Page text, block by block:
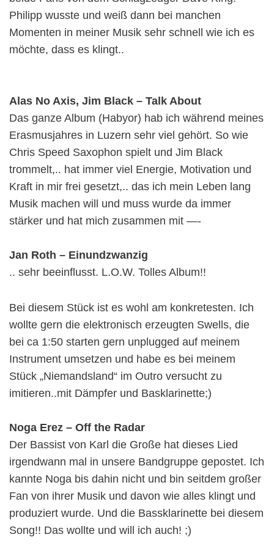
Philipp wusste und weiß dann bei manchen
Momenten in meiner Musik sehr schnell wie ich es
möchte, dass es klingt..
Alas No Axis, Jim Black – Talk About
Das ganze Album (Habyor) hab ich während meines
Erasmusjahres in Luzern sehr viel gehört. So wie
Chris Speed Saxophon spielt und Jim Black
trommelt,.. hat immer viel Energie, Motivation und
Kraft in mir frei gesetzt,.. das ich mein Leben lang
Musik machen will und muss wurde da immer
stärker und hat mich zusammen mit —-
Jan Roth – Einundzwanzig
.. sehr beeinflusst. L.O.W. Tolles Album!!
Bei diesem Stück ist es wohl am konkretesten. Ich
wollte gern die elektronisch erzeugten Swells, die
bei ca 1:50 starten gern unplugged auf meinem
Instrument umsetzen und habe es bei meinem
Stück „Niemandsland“ im Outro versucht zu
imitieren..mit Dämpfer und Basklarinette;)
Noga Erez – Off the Radar
Der Bassist von Karl die Große hat dieses Lied
irgendwann mal in unsere Bandgruppe gepostet. Ich
kannte Noga bis dahin nicht und bin seitdem großer
Fan von ihrer Musik und davon wie alles klingt und
produziert wurde. Und die Bassklarinette bei diesem
Song!! Das wollte und will ich auch! ;)